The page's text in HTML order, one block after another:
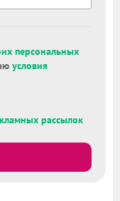
персональных
условия
рассылок